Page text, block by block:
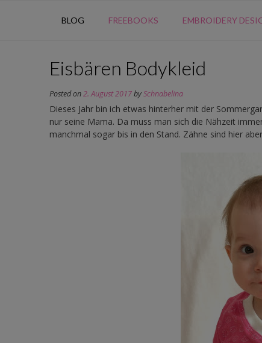
BLOG FREEBOOKS EMBROIDERY
Eisbären Bodykleid
Posted on2. August 2017bySchnabelina
Dieses Jahr bin ich etwas hinterher mit der
nur seine Mama. Da muss man sich die Nähzeit
manchmal sogar bis in den Stand. Zähne sind hier